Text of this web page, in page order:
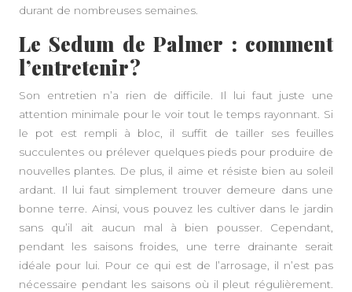
durant de nombreuses semaines.
Le Sedum de Palmer : comment
l’entretenir ?
Son entretien n’a rien de difficile. Il lui faut juste une
attention minimale pour le voir tout le temps rayonnant. Si
le pot est rempli à bloc, il suffit de tailler ses feuilles
succulentes ou prélever quelques pieds pour produire de
nouvelles plantes. De plus, il aime et résiste bien au soleil
ardant. Il lui faut simplement trouver demeure dans une
bonne terre. Ainsi, vous pouvez les cultiver dans le jardin
sans qu’il ait aucun mal à bien pousser. Cependant,
pendant les saisons froides, une terre drainante serait
idéale pour lui. Pour ce qui est de l’arrosage, il n’est pas
nécessaire pendant les saisons où il pleut régulièrement.